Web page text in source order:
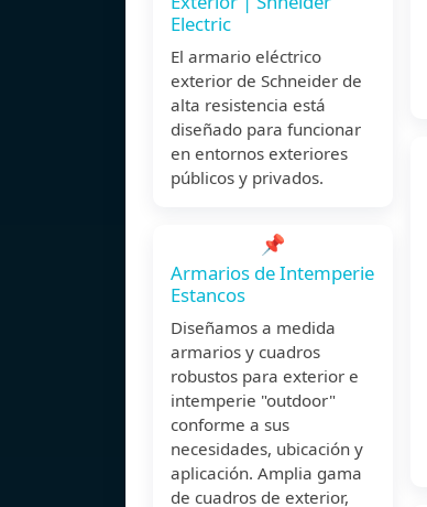
Electric
El armario eléctrico
exterior de Schneider de
alta resistencia está
diseñado para funcionar
en entornos exteriores
públicos y privados.
📌
Armarios de Intemperie
Estancos
Diseñamos a medida
armarios y cuadros
robustos para exterior e
intemperie "outdoor"
conforme a sus
necesidades, ubicación y
aplicación. Amplia gama
de cuadros de exterior,